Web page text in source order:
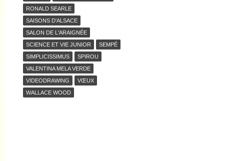
RONALD SEARLE
SAISONS D'ALSACE
SALON DE L'ARAIGNÉE
SCIENCE ET VIE JUNIOR
SEMPÉ
SIMPLICISSIMUS
SPIROU
VALENTINA MELA VERDE
VIDEODRAWING
VŒUX
WALLACE WOOD